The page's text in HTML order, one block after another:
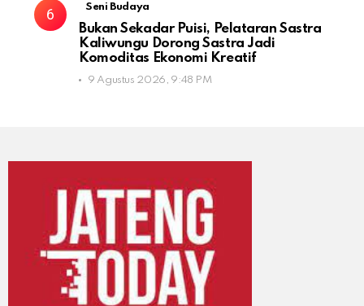
Seni Budaya
Bukan Sekadar Puisi, Pelataran Sastra
Kaliwungu Dorong Sastra Jadi
Komoditas Ekonomi Kreatif
9 Agustus 2026, 9:48 PM